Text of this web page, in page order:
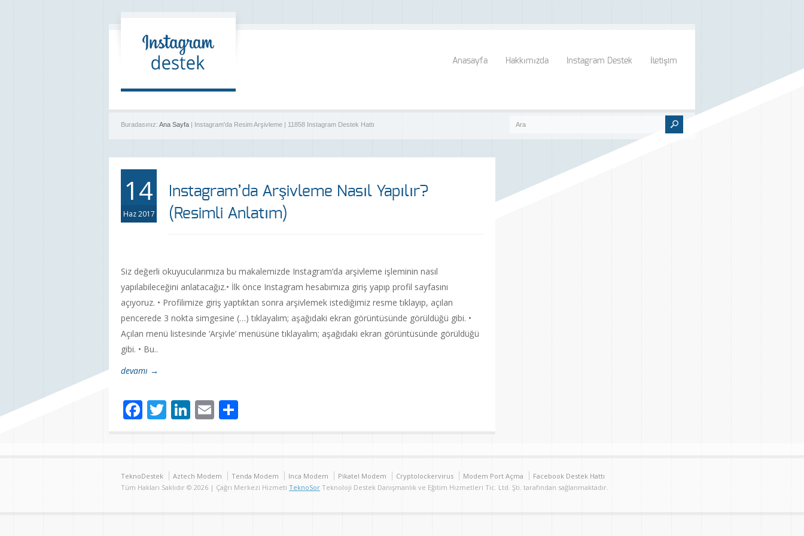
Anasayfa Hakkımızda Instagram Destek İletişim
Buradasınız: Ana Sayfa | Instagram'da Resim Arşivleme | 11858 Instagram Destek Hattı
14
Haz 2017
Instagram’da Arşivleme Nasıl Yapılır?
(Resimli Anlatım)
Siz değerli okuyucularımıza bu makalemizde Instagram’da arşivleme işleminin nasıl
yapılabileceğini anlatacağız.• İlk önce Instagram hesabımıza giriş yapıp profil sayfasını
açıyoruz. • Profilimize giriş yaptıktan sonra arşivlemek istediğimiz resme tıklayıp, açılan
pencerede 3 nokta simgesine (…) tıklayalım; aşağıdaki ekran görüntüsünde görüldüğü gibi. •
Açılan menü listesinde ‘Arşivle’ menüsüne tıklayalım; aşağıdaki ekran görüntüsünde görüldüğü
gibi. • Bu..
devamı →
Facebook
Twitter
LinkedIn
Email
TeknoDestek Aztech Modem Tenda Modem Inca Modem Pikatel Modem Cryptolockervirus Modem Port Açma
Facebook Destek Hattı
Tüm Hakları Saklıdır © 2026 | Çağrı Merkezi Hizmeti TeknoSor Teknoloji Destek Danışmanlık ve Eğitim Hizmetleri Tic. Ltd. Şti. tarafından sağlanmaktadır.